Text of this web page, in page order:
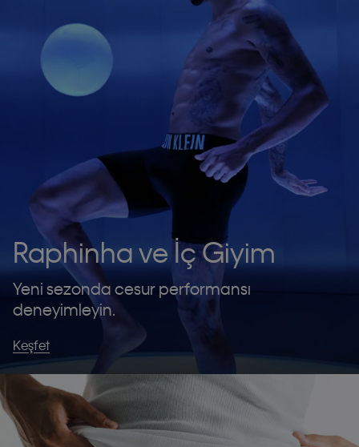
Raphinha ve İç Giyim
Yeni sezonda cesur performansı
deneyimleyin.
Keşfet